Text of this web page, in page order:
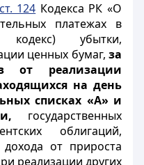
124 Кодекса РК «О
платежах в
убытки,
ценных бумаг,за
от реализации
на день
списках «А» и
государственных
облигаций,
от прироста
реализации других